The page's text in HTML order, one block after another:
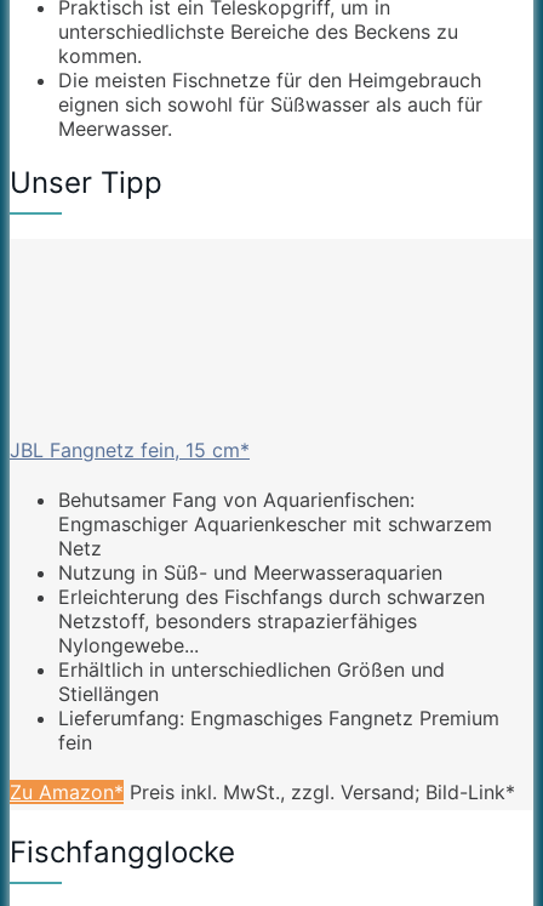
Praktisch ist ein Teleskopgriff, um in
unterschiedlichste Bereiche des Beckens zu
kommen.
Die meisten Fischnetze für den Heimgebrauch
eignen sich sowohl für Süßwasser als auch für
Meerwasser.
Unser Tipp
JBL Fangnetz fein, 15 cm*
Behutsamer Fang von Aquarienfischen:
Engmaschiger Aquarienkescher mit schwarzem
Netz
Nutzung in Süß- und Meerwasseraquarien
Erleichterung des Fischfangs durch schwarzen
Netzstoff, besonders strapazierfähiges
Nylongewebe...
Erhältlich in unterschiedlichen Größen und
Stiellängen
Lieferumfang: Engmaschiges Fangnetz Premium
fein
Zu Amazon* Preis inkl. MwSt., zzgl. Versand; Bild-Link*
Fischfangglocke